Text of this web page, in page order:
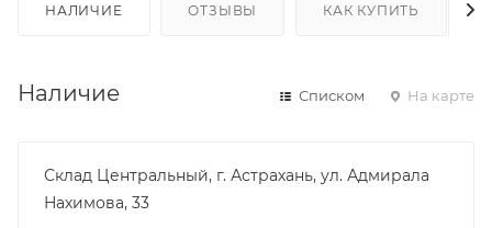
НАЛИЧИЕ ОТЗЫВЫ КАК КУПИТЬ
Наличие Списком На карте
Склад Центральный, г. Астрахань, ул. Адмирала
Нахимова, 33